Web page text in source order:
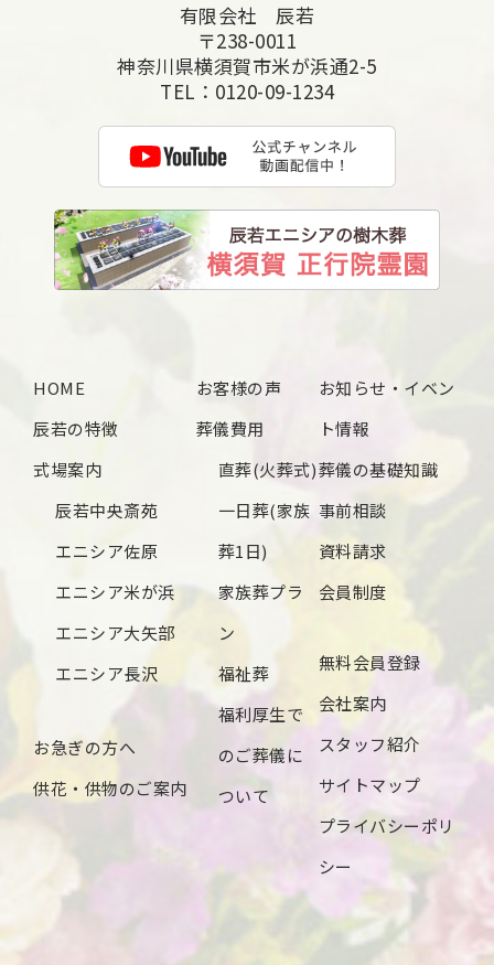
2025年1月
2024年12月
2024年4月
2024年3月
2024年1月
2023年12月
有限会社 辰若
〒238-0011
神奈川県横須賀市米が浜通2-5
TEL： 0120-09-1234
HOME
辰若の特徴
式場案内
辰若中央斎苑
エニシア佐原
エニシア米が浜
エニシア大矢部
エニシア長沢
お急ぎの方へ
供花・供物のご案内
お客様の声
葬儀費用
直葬(火葬式)
一日葬(家族
葬1日)
家族葬プラ
ン
福祉葬
福利厚生で
のご葬儀に
ついて
お知らせ・イベン
ト情報
葬儀の基礎知識
事前相談
資料請求
会員制度
無料会員登録
会社案内
スタッフ紹介
サイトマップ
プライバシーポリ
シー